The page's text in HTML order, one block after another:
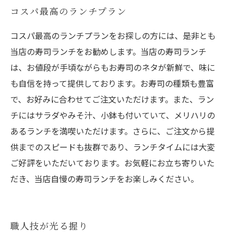
コスパ最高のランチプラン
コスパ最高のランチプランをお探しの方には、是非とも
当店の寿司ランチをお勧めします。当店の寿司ランチ
は、お値段が手頃ながらもお寿司のネタが新鮮で、味に
も自信を持って提供しております。お寿司の種類も豊富
で、お好みに合わせてご注文いただけます。また、ラン
チにはサラダやみそ汁、小鉢も付いていて、メリハリの
あるランチを満喫いただけます。さらに、ご注文から提
供までのスピードも抜群であり、ランチタイムには大変
ご好評をいただいております。お気軽にお立ち寄りいた
だき、当店自慢の寿司ランチをお楽しみください。
職人技が光る握り